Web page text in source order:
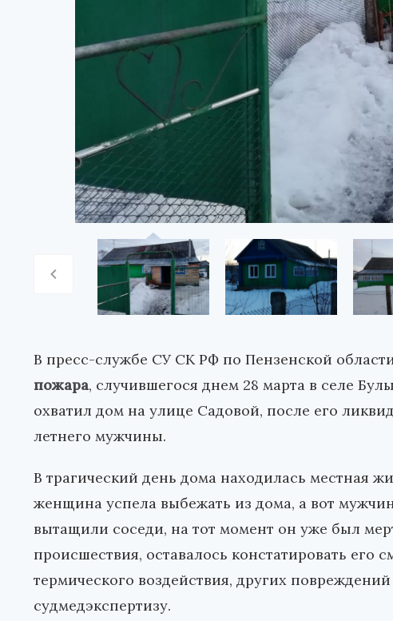
В пресс-службе СУ СК РФ по Пензенской
пожара, случившегося днем 28 марта в селе
охватил дом на улице Садовой, после его
летнего мужчины.
В трагический день дома находилась местная
женщина успела выбежать из дома, а вот
вытащили соседи, на тот момент он уже был
происшествия, оставалось констатировать
термического воздействия, других
судмедэкспертизу.